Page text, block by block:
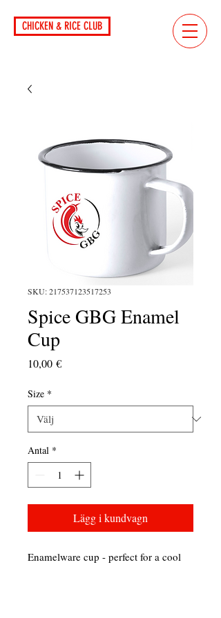
CHICKEN & RICE CLUB
SKU: 217537123517253
Spice GBG Enamel
Cup
10,00 €Pris
Size *
Antal *
Lägg i kundvagn
Enamelware cup - perfect for a cool